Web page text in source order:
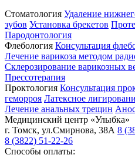
Стоматология Удаление
зубов Установка брекетов
Пародонтология
Флебология Консультация
Лечение варикоза методом
Склерозирование варикозных
Прессотерапия
Проктология Консультация
геморроя Латексное
Лечение анальных трещин
Медицинский центр «Улыбка»
г. Томск, ул.Смирнова, 38А 8
8 (3822) 51-22-26
Способы оплаты: